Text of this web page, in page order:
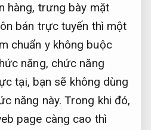
hàng, trưng bày mặt
bán trực tuyến thì một
chuẩn y không buộc
năng, chức năng
tại, bạn sẽ không dùng
năng này. Trong khi đó,
page càng cao thì